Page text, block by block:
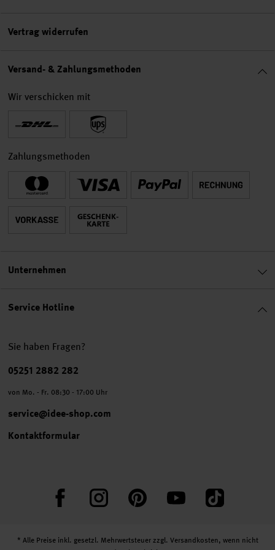
Service Hotline
Sie haben Fragen?
Telefonnummer
05251 2882 282
von Mo. - Fr. 08:30 - 17:00 Uhr
service@idee-shop.com
Kontaktformular
FacebookInstagram PinterestYouTube TikTok
Vertrag widerrufen
Versand- & Zahlungsmethoden
Wir verschicken mit
Zahlungsmethoden
Unternehmen
* Alle Preise inkl. gesetzl. Mehrwertsteuer zzgl. Versandkosten, wenn nicht